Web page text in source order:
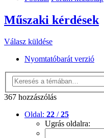
Műszaki kérdések
Válasz küldése
Nyomtatóbarát verzió
367 hozzászólás
Oldal: 22 /25
Ugrás oldalra: